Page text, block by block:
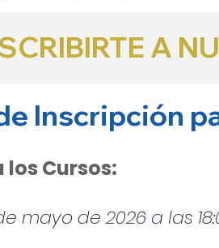
A
Inscripción
Cursos:
mayo de 2026 a las